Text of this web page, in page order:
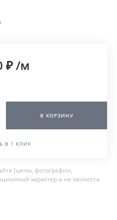
₽/м
В КОРЗИНУ
В 1 КЛИК
(цены, фотографии,
характер и не является